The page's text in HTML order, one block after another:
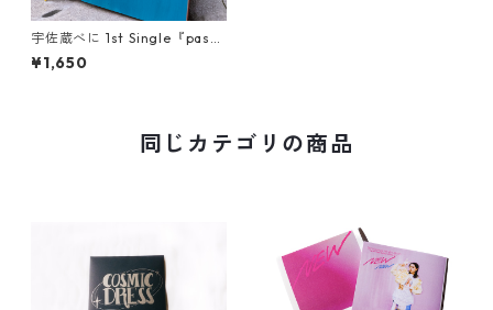
ずっとこども
Ken Kagami
宇佐蔵べに 1st Single『passi
on』- standard type
¥1,650
同じカテゴリの商品